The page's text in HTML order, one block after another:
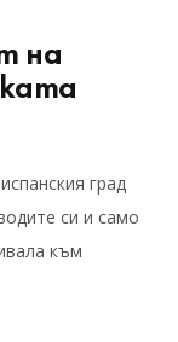
на
град
си и само
към